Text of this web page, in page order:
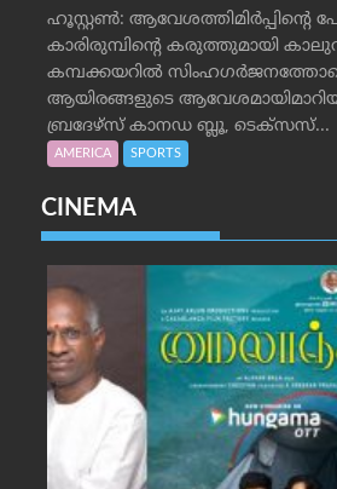
ഹൂസ്റ്റണ്‍: ആവേശത്തിമിര്‍പ്പിന്റെ
കാരിരുമ്പിന്റെ കരുത്തുമായി
കമ്പക്കയറില്‍
ആയിരങ്ങളുടെ
ബ്രദേഴ്‌സ് കാനഡ ബ്ലൂ, ടെക്‌സസ്...
AMERICA SPORTS
CINEMA